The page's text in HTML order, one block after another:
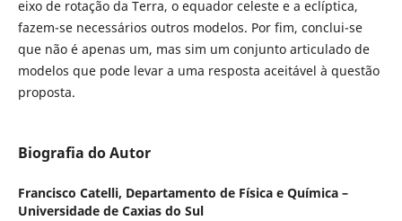
eixo de rotação da Terra, o equador celeste e a eclíptica,
fazem-se necessários outros modelos. Por fim, conclui-se
que não é apenas um, mas sim um conjunto articulado de
modelos que pode levar a uma resposta aceitável à questão
proposta.
Biografia do Autor
Francisco Catelli, Departamento de Física e Química –
Universidade de Caxias do Sul